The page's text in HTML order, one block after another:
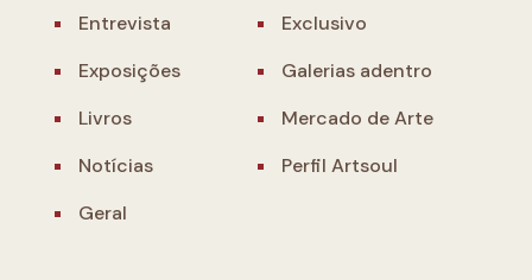
Entrevista
Exclusivo
Exposições
Galerias adentro
Livros
Mercado de Arte
Notícias
Perfil Artsoul
Geral